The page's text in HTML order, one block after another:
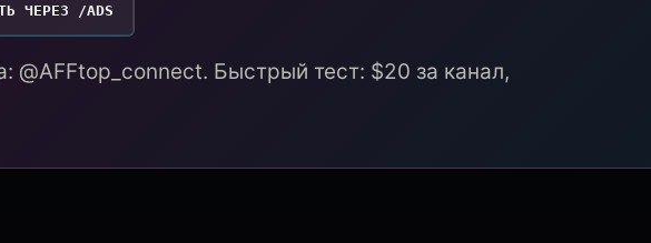
ЧЕРЕЗ /ADS
@AFFtop_connect. Быстрый тест: $20 за канал,